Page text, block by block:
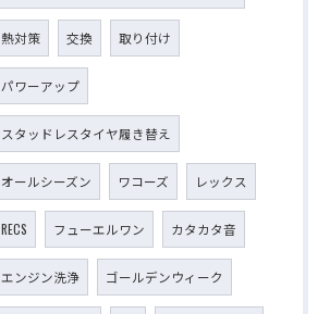
熱対策 交換 取り付け
パワーアップ
スタッドレスタイヤ履き替え
オールシーズン ワコーズ レックス
RECS フューエルワン カタカタ音
エンジン洗浄 ゴールデンウィーク